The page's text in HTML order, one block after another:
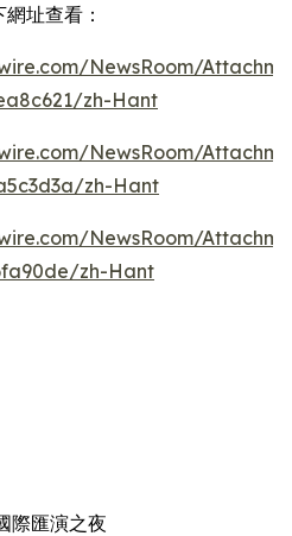
址查看：
NewsRoom/
zh-Hant
NewsRoom/
zh-Hant
NewsRoom/
zh-Hant
際匯演之夜